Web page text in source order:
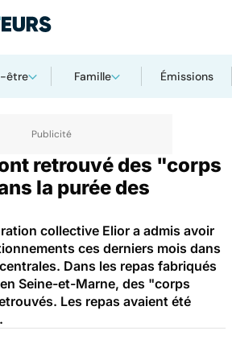
être Famille Émissions
retrouvé des "corps
la purée des
collective Elior a admis avoir
ces derniers mois dans
Dans les repas fabriqués
Seine-et-Marne, des "corps
Les repas avaient été